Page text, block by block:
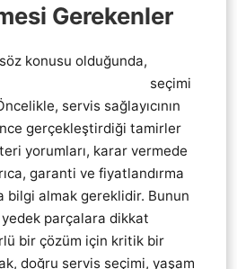
Gerekenler
konusu olduğunda,
seçimi
servis sağlayıcının
gerçekleştirdiği tamirler
yorumları, karar vermede
garanti ve fiyatlandırma
bilgi almak gereklidir. Bunun
yedek parçalara dikkat
bir çözüm için kritik bir
doğru servis seçimi, yaşam